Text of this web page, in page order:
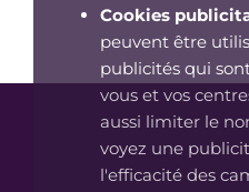
Cookies
peuvent être
publicités qui
vous et vos
aussi limiter le
voyez une
l'efficacité des